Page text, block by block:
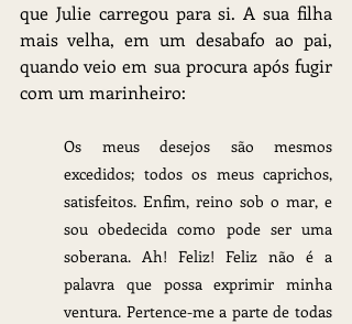
que Julie carregou para si. A sua filha
mais velha, em um desabafo ao pai,
quando veio em sua procura após fugir
com um marinheiro:
Os meus desejos são mesmos
excedidos; todos os meus caprichos,
satisfeitos. Enfim, reino sob o mar, e
sou obedecida como pode ser uma
soberana. Ah! Feliz! Feliz não é a
palavra que possa exprimir minha
ventura. Pertence-me a parte de todas